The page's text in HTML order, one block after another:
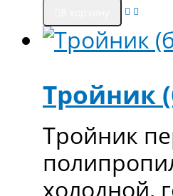
Тройник
Тройник
холодной,